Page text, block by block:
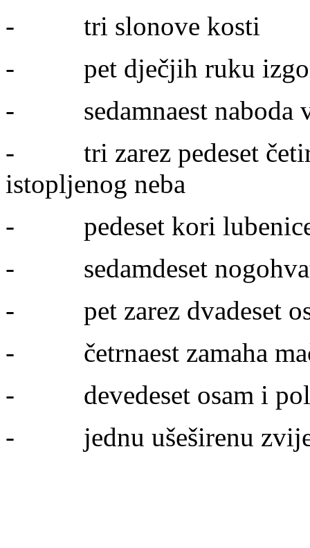
- tri slonove kosti
- pet dječjih ruku
- sedamnaest naboda
- tri zarez pedeset četiri
istopljenog neba
- pedeset kori lubenice
- sedamdeset
- pet zarez dvadeset
- četrnaest zamaha
- devedeset osam i pol
- jednu ušeširenu